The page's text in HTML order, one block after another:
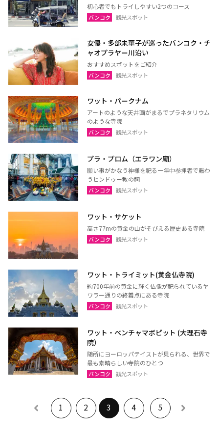
初心者でもトライしやすい2つのコース
バンコク 観光スポット
女優・多部未華子が巡ったバンコク・チ
ャオプラヤー川沿い
おすすめスポットをご紹介
バンコク 観光スポット
ワット・パークナム
アートのような天井画がまるでプラネタリウム
のような寺院
バンコク 観光スポット
プラ・プロム（エラワン廟）
願い事がかなう神様を祀る一年中参拝者で賑わ
うヒンドゥー教の祠
バンコク 観光スポット
ワット・サケット
高さ77mの黄金の山がそびえる歴史ある寺院
バンコク 観光スポット
ワット・トライミット(黄金仏寺院)
約700年前の黄金に輝く仏像が祀られているヤ
ワラー通りの終着点にある寺院
バンコク 観光スポット
ワット・ベンチャマボピット (大理石寺
院）
随所にヨーロッパテイストが見られる、世界で
最も素晴らしい寺院のひとつ
バンコク 観光スポット
1 2 3 4 5